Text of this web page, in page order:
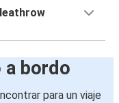
a bordo
para un viaje